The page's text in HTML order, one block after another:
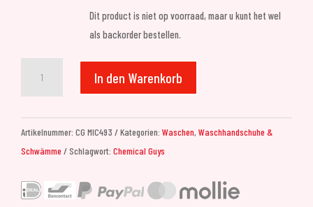
Dit product is niet op voorraad, maar u kunt het wel
als backorder bestellen.
Microfiber
Wash
In den Warenkorb
Artikelnummer: CG MIC493 Kategorien: Waschen, Waschhandschuhe &
Schwämme
Schlagwort: Chemical Guys